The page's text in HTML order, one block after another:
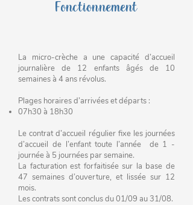
Fonctionnement
La micro-crèche a une capacité d’accueil
journalière de 12 enfants âgés de 10
semaines à 4 ans révolus.
Plages horaires d’arrivées et départs :
07h30 à 18h30
Le contrat d’accueil régulier fixe les journées
d’accueil de l’enfant toute l’année de 1 ­
journée à 5 journées par semaine.
La facturation est forfaitisée sur la base de
47 semaines d’ouverture, et lissée sur 12
mois.
Les contrats sont conclus du 01/09 au 31/08.